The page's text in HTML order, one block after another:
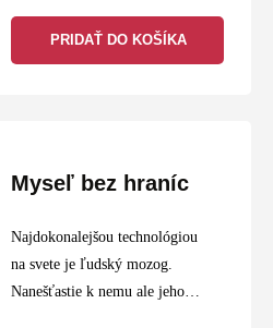
PRIDAŤ DO KOŠÍKA
Myseľ bez hraníc
Najdokonalejšou technológiou
na svete je ľudský mozog.
Nanešťastie k nemu ale jeho